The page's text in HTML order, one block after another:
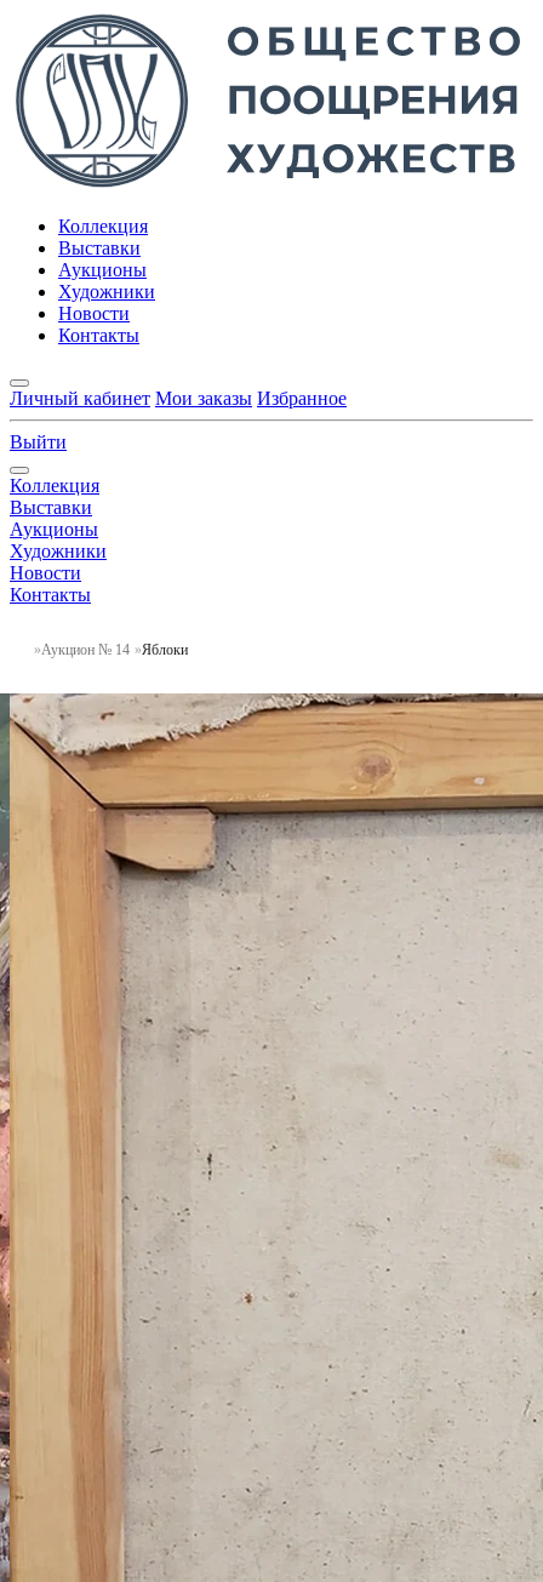
Коллекция
Выставки
Аукционы
Художники
Новости
Контакты
Личный кабинет Мои заказы Избранное
Выйти
Коллекция
Выставки
Аукционы
Художники
Новости
Контакты
Аукцион № 14 Яблоки